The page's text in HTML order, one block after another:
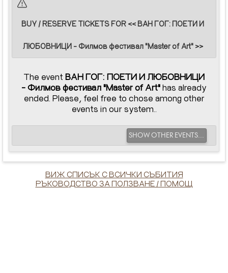
BUY / RESERVE TICKETS FOR << ВАН ГОГ: ПОЕТИ И
ЛЮБОВНИЦИ - Филмов фестивал "Master of Art" >>
The event ВАН ГОГ: ПОЕТИ И ЛЮБОВНИЦИ
- Филмов фестивал "Master of Art"has already
ended. Please, feel free to chose among other
events in our system..
SHOW OTHER EVENTS...
ВИЖ СПИСЪК С ВСИЧКИ СЪБИТИЯ
РЪКОВОДСТВО ЗА ПОЛЗВАНЕ / ПОМОЩ